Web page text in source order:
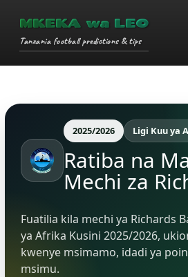
MKEKA wa LEO
Tanzania football predictions & tips
2025/2026 Ligi Kuu ya
Ratiba na
Mechi za
Fuatilia kila mechi ya Richards
ya Afrika Kusini 2025/2026,
kwenye msimamo, idadi ya
msimu.